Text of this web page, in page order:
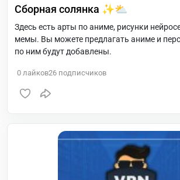
Сборная солянка ✨⛅
Здесь есть арты по аниме, рисунки
мемы. Вы можете предлагать аниме и
по ним будут добавлены.
0 лайков26 подписчиков